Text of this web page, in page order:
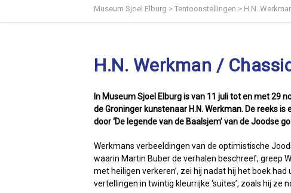
Museum Sjoel Elburg > Tentoonstellingen > H.N.
H.N. Werkman /
In Museum Sjoel Elburg is van 11 juli tot en met 29
de Groninger kunstenaar H.N. Werkman. De reeks
door ‘De legende van de Baalsjem’ van de Joodse
Werkmans verbeeldingen van de optimistische
waarin Martin Buber de verhalen beschreef, greep
met heiligen verkeren’, zei hij nadat hij het boek
vertellingen in twintig kleurrijke ‘suites’, zoals hij ze